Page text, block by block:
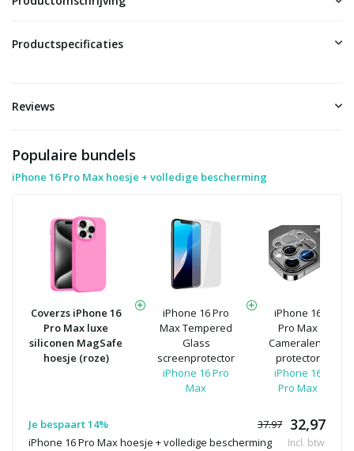
Productspecificaties
Reviews
Populaire bundels
iPhone 16 Pro Max hoesje + volledige bescherming
Coverzs iPhone 16
Pro Max luxe
siliconen MagSafe
hoesje (roze)
iPhone 16 Pro
Max Tempered
Glass
screenprotector
iPhone 16 Pro
Max
iPhone 16
Pro Max
Cameralens
protector
iPhone 16
Pro Max
Je bespaart 14% 37.97 32,97
iPhone 16 Pro Max hoesje + volledige bescherming Incl. btw